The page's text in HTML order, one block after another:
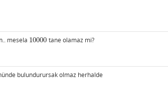
mesela 10000
10000 tane olamaz mi?
bulundurursak olmaz herhalde